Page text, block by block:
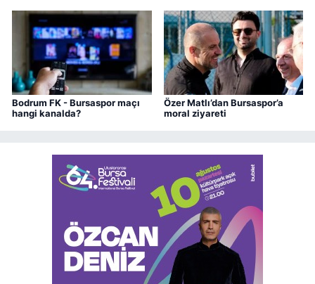
Bodrum FK - Bursaspor maçı
hangi kanalda?
Özer Matlı’dan Bursaspor’a
moral ziyareti